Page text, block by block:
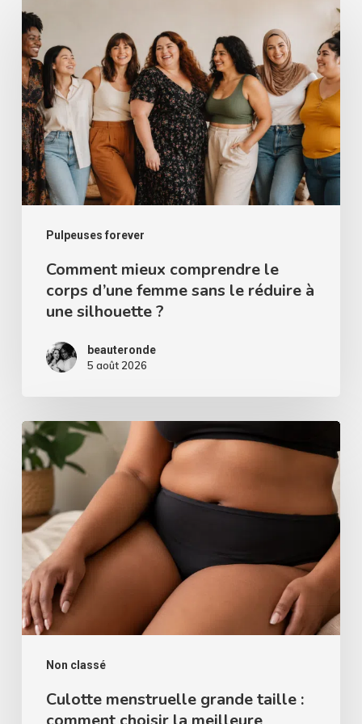
Pulpeuses forever
mieux
comprendre
le
corps
d’une
femme
sans
le
réduire
silhouette
Comment mieux comprendre le
corps d’une femme sans le réduire à
une silhouette ?
beauteronde
5 août 2026
Non classé
Culotte
menstruelle
taille
:
comment
choisir
la
meilleure
protection
Culotte menstruelle grande taille :